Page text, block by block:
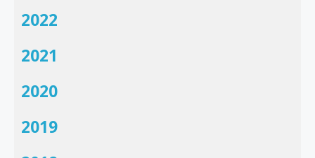
2022
2021
2020
2019